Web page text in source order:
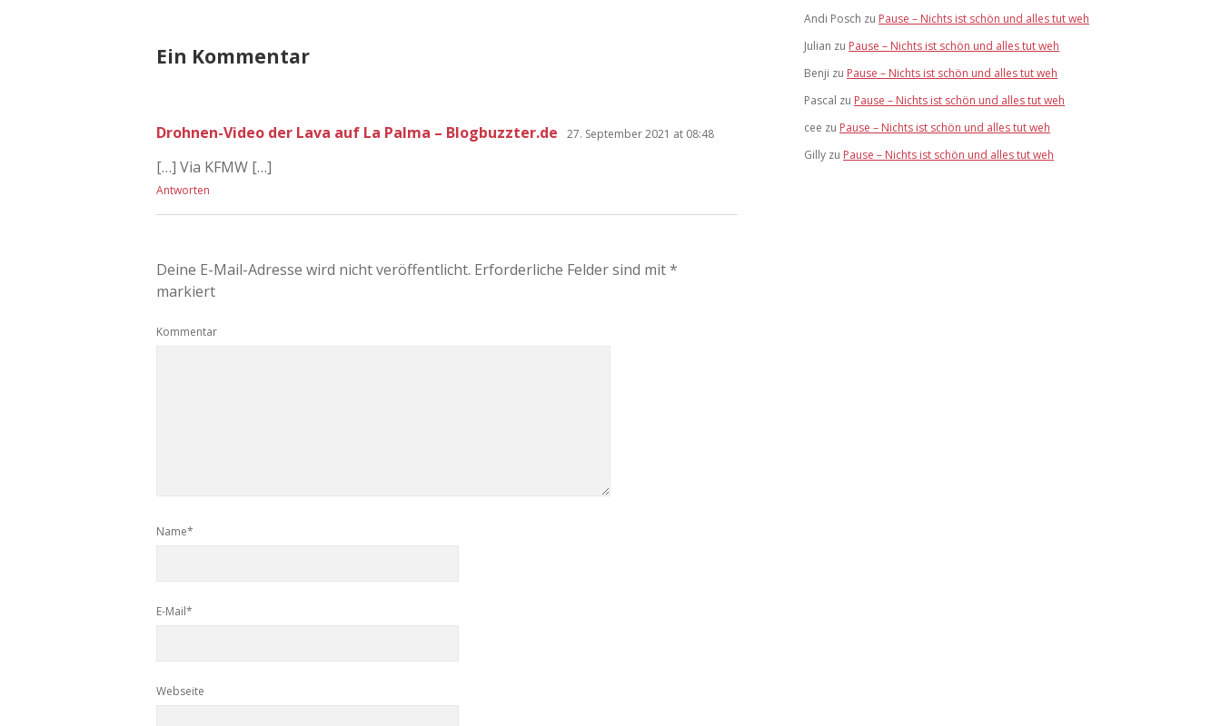
Ein Kommentar
Drohnen-Video der Lava auf La Palma – Blogbuzzter.de 27. September 2021 at 08:48
[…] Via KFMW […]
Antworten
Deine E-Mail-Adresse wird nicht veröffentlicht. Erforderliche Felder sind mit*
markiert
Kommentar
Name*
E-Mail*
Webseite
Andi Posch zu Pause – Nichts ist schön und alles tut weh
Julian zu Pause – Nichts ist schön und alles tut weh
Benji zu Pause – Nichts ist schön und alles tut weh
Pascal zu Pause – Nichts ist schön und alles tut weh
cee zu Pause – Nichts ist schön und alles tut weh
Gilly zu Pause – Nichts ist schön und alles tut weh